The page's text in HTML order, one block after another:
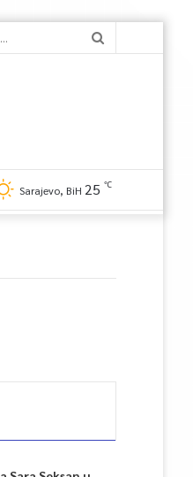
Sarajevo, BiH 25 ℃